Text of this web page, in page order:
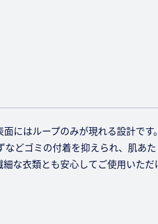
にはループのみが現れる設計です。
どゴミの付着を抑えられ、肌あ
な衣類とも安心してご使用いただ